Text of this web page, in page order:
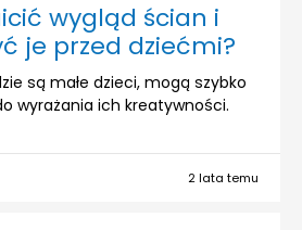
wygląd ścian i
je przed dziećmi?
są małe dzieci, mogą szybko
wyrażania ich kreatywności.
2 lata temu